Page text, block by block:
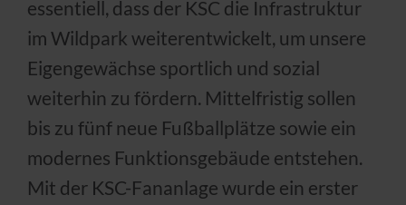
essentiell, dass der KSC die Infra­struktur
im Wildpark weiterentwickelt, um unsere
Eigengewächse sportlich und sozial
weiterhin zu fördern. Mittelfristig sollen
bis zu fünf neue Fußballplätze sowie ein
modernes Funktionsgebäude entstehen.
Mit der KSC-Fananlage wurde ein erster